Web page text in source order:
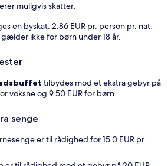
muligvis skatter:
en byskat: 2.86 EUR pr. person pr. nat.
gælder ikke for børn under 18 år.
tilbydes mod et ekstra gebyr på
voksne og 9.50 EUR for børn
senge
er til rådighed for 15.0 EUR pr.